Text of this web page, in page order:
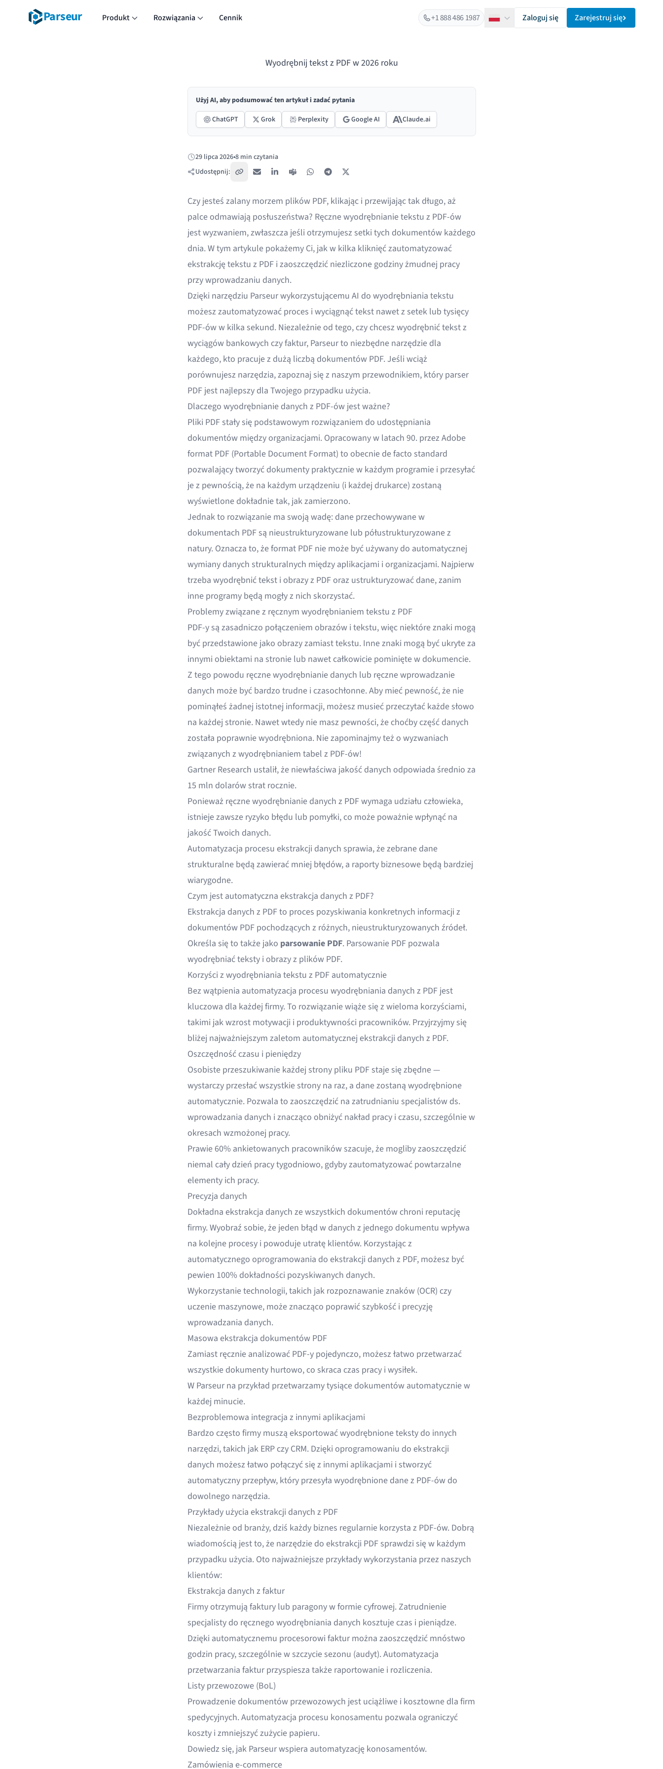
Parseur Produkt Rozwiązania Cennik +1 888 486 1987 Polski Zaloguj się Zarejestruj się
Wyodrębnij tekst z PDF w 2026 roku
Użyj AI, aby podsumować ten artykuł i zadać pytania
ChatGPT
Grok Perplexity Google AI Claude.ai
Opublikowano:
29 lipca 2026•8 min czytania
Udostępnij:
Skopiuj link
E-mail LinkedInTeams WhatsAppTelegram
Czy jesteś zalany morzem plików PDF, klikając i przewijając tak długo, aż
palce odmawiają posłuszeństwa? Ręczne wyodrębnianie tekstu z PDF-ów
jest wyzwaniem, zwłaszcza jeśli otrzymujesz setki tych dokumentów każdego
dnia. W tym artykule pokażemy Ci, jak w kilka kliknięć zautomatyzować
ekstrakcję tekstu z PDF i zaoszczędzić niezliczone godziny żmudnej pracy
przy wprowadzaniu danych.
Dzięki narzędziu Parseur wykorzystującemu AI do wyodrębniania tekstu
możesz zautomatyzować proces i wyciągnąć tekst nawet z setek lub tysięcy
PDF-ów w kilka sekund. Niezależnie od tego, czy chcesz wyodrębnić tekst z
wyciągów bankowych czy faktur, Parseur to niezbędne narzędzie dla
każdego, kto pracuje z dużą liczbą dokumentów PDF. Jeśli wciąż
porównujesz narzędzia, zapoznaj się z naszym przewodnikiem, który parser
PDF jest najlepszydla Twojego przypadku użycia.
Dlaczego wyodrębnianie danych z PDF-ów jest ważne?
Pliki PDF stały się podstawowym rozwiązaniem do udostępniania
dokumentów między organizacjami. Opracowany w latach 90. przez Adobe
format PDF (Portable Document Format) to obecnie de facto standard
pozwalający tworzyć dokumenty praktycznie w każdym programiei przesyłać
je z pewnością, że na każdym urządzeniu (i każdej drukarce) zostaną
wyświetlone dokładnie tak, jak zamierzono.
Jednak to rozwiązanie ma swoją wadę: dane przechowywane w
dokumentach PDF są nieustrukturyzowane lub półustrukturyzowanez
natury. Oznacza to, że format PDF nie może być używany do automatycznej
wymiany danych strukturalnych między aplikacjami i organizacjami. Najpierw
trzeba wyodrębnić tekst i obrazy z PDF oraz ustrukturyzować dane, zanim
inne programy będą mogły z nich skorzystać.
Problemy związane z ręcznym wyodrębnianiem tekstu z PDF
PDF-y są zasadniczo połączeniem obrazów i tekstu, więc niektóre znaki mogą
być przedstawione jako obrazy zamiast tekstu. Inne znaki mogą być ukryte za
innymi obiektami na stronie lub nawet całkowicie pominięte w dokumencie.
Z tego powodu ręczne wyodrębnianie danych lub ręczne wprowadzanie
danych może być bardzo trudne i czasochłonne. Aby mieć pewność, że nie
pominąłeś żadnej istotnej informacji, możesz musieć przeczytać każde słowo
na każdej stronie. Nawet wtedy nie masz pewności, że choćby część danych
została poprawnie wyodrębniona. Nie zapominajmy też o wyzwaniach
związanych z wyodrębnianiem tabel z PDF-ów!
Gartner Research ustalił, że niewłaściwa jakość danych odpowiada średnio za
15 mln dolarów strat rocznie.
Ponieważ ręczne wyodrębnianie danych z PDF wymaga udziału człowieka,
istnieje zawsze ryzyko błędu lub pomyłki, co może poważnie wpłynąć na
jakość Twoich danych.
Automatyzacja procesu ekstrakcji danych sprawia, że zebrane dane
strukturalne będą zawierać mniej błędów, a raporty biznesowe będą bardziej
wiarygodne.
Czym jest automatyczna ekstrakcja danych z PDF?
Ekstrakcja danych z PDFto proces pozyskiwania konkretnych informacji z
dokumentów PDF pochodzących z różnych, nieustrukturyzowanych źródeł.
Określa się to także jako parsowanie PDF. Parsowanie PDFpozwala
wyodrębniać teksty i obrazy z plików PDF.
Korzyści z wyodrębniania tekstu z PDF automatycznie
Bez wątpienia automatyzacja procesu wyodrębniania danych z PDF jest
kluczowa dla każdej firmy. To rozwiązanie wiąże się z wieloma korzyściami,
takimi jak wzrost motywacji i produktywności pracowników. Przyjrzyjmy się
bliżej najważniejszym zaletom automatycznej ekstrakcji danych z PDF.
Oszczędność czasu i pieniędzy
Osobiste przeszukiwanie każdej strony pliku PDF staje się zbędne —
wystarczy przesłać wszystkie strony na raz, a dane zostaną wyodrębnione
automatycznie. Pozwala to zaoszczędzić na zatrudnianiu specjalistów ds.
wprowadzania danych i znacząco obniżyć nakład pracy i czasu, szczególnie w
okresach wzmożonej pracy.
Prawie 60% ankietowanych pracowników szacuje, że mogliby zaoszczędzić
niemal cały dzień pracy tygodniowo, gdyby zautomatyzować powtarzalne
elementy ich pracy.
Precyzja danych
Dokładna ekstrakcja danych ze wszystkich dokumentów chroni reputację
firmy. Wyobraź sobie, że jeden błąd w danych z jednego dokumentu wpływa
na kolejne procesy i powoduje utratę klientów. Korzystając z
automatycznego oprogramowania do ekstrakcji danych z PDF, możesz być
pewien 100% dokładności pozyskiwanych danych.
Wykorzystanie technologii, takich jak rozpoznawanie znaków (OCR) czy
uczenie maszynowe, możeznacząco poprawić szybkość i precyzję
wprowadzania danych.
Masowa ekstrakcja dokumentów PDF
Zamiast ręcznie analizować PDF-y pojedynczo, możesz łatwo przetwarzać
wszystkie dokumenty hurtowo, co skraca czas pracy i wysiłek.
W Parseur na przykład przetwarzamy tysiące dokumentów automatycznie w
każdej minucie.
Bezproblemowa integracja z innymi aplikacjami
Bardzo często firmy muszą eksportować wyodrębnione teksty do innych
narzędzi, takich jak ERP czy CRM. Dzięki oprogramowaniu do ekstrakcji
danych możesz łatwo połączyć się z innymi aplikacjami i stworzyć
automatyczny przepływ, który przesyła wyodrębnione danez PDF-ów do
dowolnego narzędzia.
Przykłady użycia ekstrakcji danych z PDF
Niezależnie od branży, dziś każdy biznes regularnie korzysta z PDF-ów. Dobrą
wiadomością jest to, że narzędzie do ekstrakcji PDF sprawdzi się w każdym
przypadku użycia. Oto najważniejsze przykłady wykorzystania przez naszych
klientów:
Ekstrakcja danych z faktur
Firmy otrzymują faktury lub paragony w formie cyfrowej. Zatrudnienie
specjalisty do ręcznego wyodrębniania danych kosztuje czas i pieniądze.
Dzięki automatycznemu procesorowi fakturmożna zaoszczędzić mnóstwo
godzin pracy, szczególnie w szczycie sezonu (audyt). Automatyzacja
przetwarzania faktur przyspiesza także raportowanie i rozliczenia.
Listy przewozowe (BoL)
Prowadzenie dokumentów przewozowych jest uciążliwe i kosztowne dla firm
spedycyjnych. Automatyzacja procesu konosamentu pozwala ograniczyć
koszty i zmniejszyć zużycie papieru.
Dowiedz się, jak Parseur wspiera automatyzację konosamentów.
Zamówienia e-commerce